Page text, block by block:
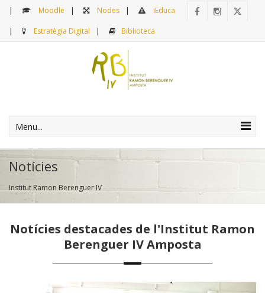
Moodle Nodes iEduca
Estratègia Digital Biblioteca
Menu...
Notícies
Institut Ramon Berenguer IV
Notícies destacades de l'Institut Ramon
Berenguer IV Amposta